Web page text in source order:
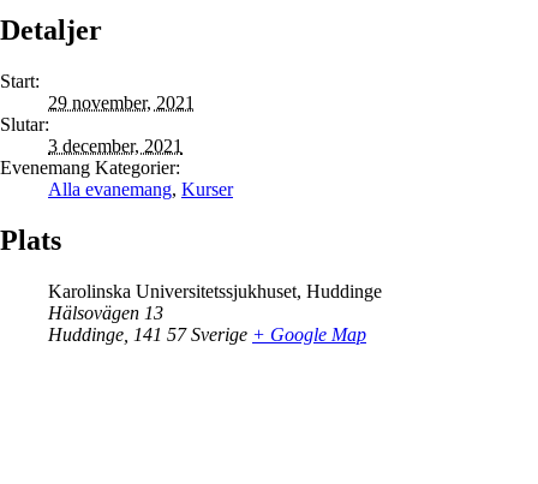
Detaljer
Start:
29 november, 2021
Slutar:
3 december, 2021
Evenemang Kategorier:
Alla evanemang, Kurser
Plats
Karolinska Universitetssjukhuset, Huddinge
Hälsovägen 13
Huddinge 141 57 Sverige + Google Map